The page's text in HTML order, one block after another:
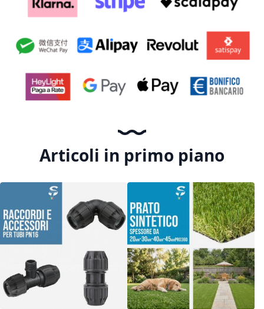
Articoli in primo piano